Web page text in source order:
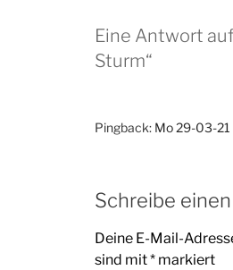
Eine Antwort
Sturm“
Pingback: Mo 29-03-21
Schreibe
Deine E-Mail-
sind mit* markiert